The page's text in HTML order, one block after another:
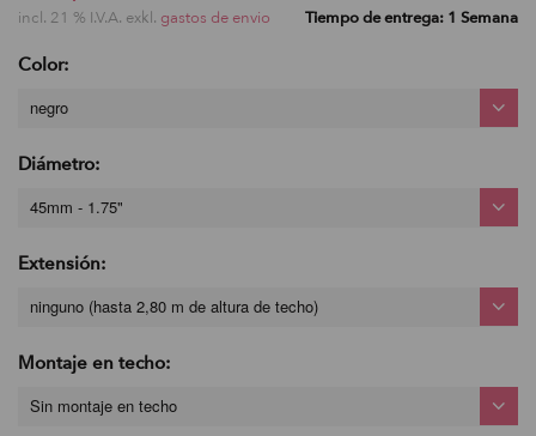
incl. 21 % I.V.A. exkl. gastos de envio Tiempo de entrega: 1 Semana
Color:
negro
Diámetro:
45mm - 1.75"
Extensión:
ninguno (hasta 2,80 m de altura de techo)
Montaje en techo:
Sin montaje en techo